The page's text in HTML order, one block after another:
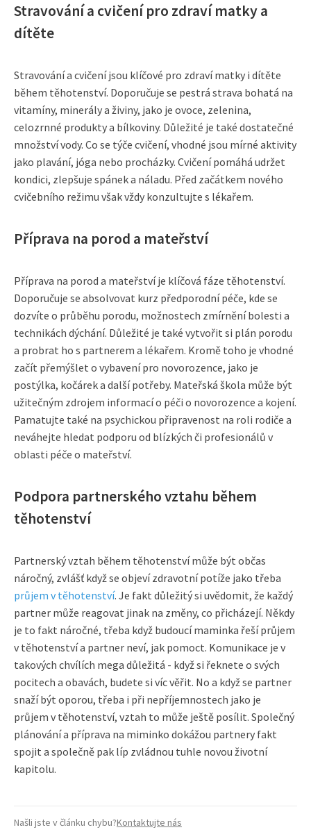
Stravování a cvičení pro zdraví matky a
dítěte
Stravování a cvičení jsou klíčové pro zdraví matky i dítěte
během těhotenství. Doporučuje se pestrá strava bohatá na
vitamíny, minerály a živiny, jako je ovoce, zelenina,
celozrnné produkty a bílkoviny. Důležité je také dostatečné
množství vody. Co se týče cvičení, vhodné jsou mírné aktivity
jako plavání, jóga nebo procházky. Cvičení pomáhá udržet
kondici, zlepšuje spánek a náladu. Před začátkem nového
cvičebního režimu však vždy konzultujte s lékařem.
Příprava na porod a mateřství
Příprava na porod a mateřství je klíčová fáze těhotenství.
Doporučuje se absolvovat kurz předporodní péče, kde se
dozvíte o průběhu porodu, možnostech zmírnění bolesti a
technikách dýchání. Důležité je také vytvořit si plán porodu
a probrat ho s partnerem a lékařem. Kromě toho je vhodné
začít přemýšlet o vybavení pro novorozence, jako je
postýlka, kočárek a další potřeby. Mateřská škola může být
užitečným zdrojem informací o péči o novorozence a kojení.
Pamatujte také na psychickou připravenost na roli rodiče a
neváhejte hledat podporu od blízkých či profesionálů v
oblasti péče o mateřství.
Podpora partnerského vztahu během
těhotenství
Partnerský vztah během těhotenství může být občas
náročný, zvlášť když se objeví zdravotní potíže jako třeba
průjem v těhotenství. Je fakt důležitý si uvědomit, že každý
partner může reagovat jinak na změny, co přicházejí. Někdy
je to fakt náročné, třeba když budoucí maminka řeší průjem
v těhotenství a partner neví, jak pomoct. Komunikace je v
takových chvílích mega důležitá - když si řeknete o svých
pocitech a obavách, budete si víc věřit. No a když se partner
snaží být oporou, třeba i při nepříjemnostech jako je
průjem v těhotenství, vztah to může ještě posílit. Společný
plánování a příprava na miminko dokážou partnery fakt
spojit a společně pak líp zvládnou tuhle novou životní
kapitolu.
Našli jste v článku chybu?Kontaktujte nás